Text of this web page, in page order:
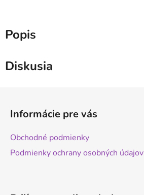
Popis
Diskusia
Informácie pre vás
Obchodné podmienky
Podmienky ochrany osobných údajov